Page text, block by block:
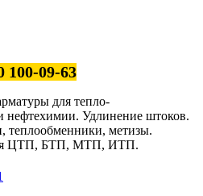
100-09-63
для тепло-
нефтехимии. Удлинение штоков.
теплообменники, метизы.
ЦТП, БТП, МТП, ИТП.